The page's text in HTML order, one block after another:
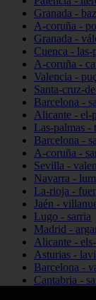
Granada -
A-coruña -
Granada -
Cuenca - las-
A-coruña -
Valencia -
Santa-cruz-
Barcelona -
Alicante - el-
Las-palmas -
Barcelona -
A-coruña -
Sevilla -
Navarra -
La-rioja -
Jaén -
Lugo - sarria
Madrid -
Alicante -
Asturias -
Barcelona -
Cantabria -